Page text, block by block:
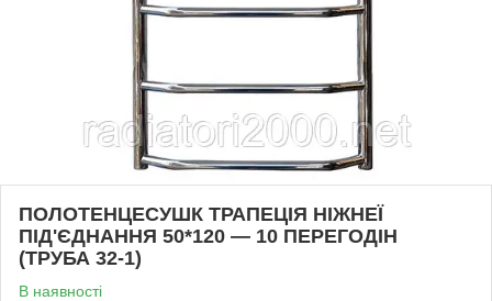
ПОЛОТЕНЦЕСУШК ТРАПЕЦІЯ НІЖНЕЇ
ПІД'ЄДНАННЯ 50*120 — 10 ПЕРЕГОДІН
(ТРУБА 32-1)
В наявності